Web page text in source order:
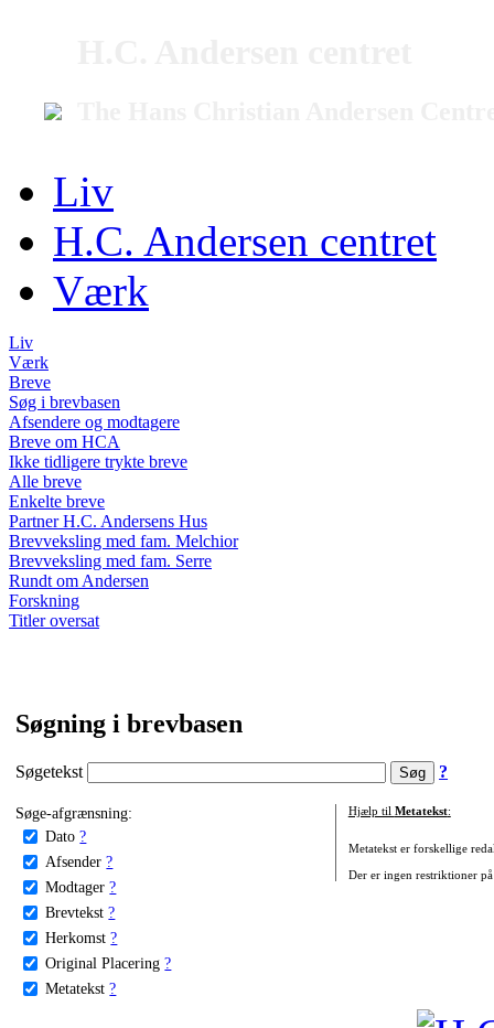
Liv
H.C. Andersen centret
Værk
Liv
Værk
Breve
Søg i brevbasen
Afsendere og modtagere
Breve om HCA
Ikke tidligere trykte breve
Alle breve
Enkelte breve
Partner H.C. Andersens Hus
Brevveksling med fam. Melchior
Brevveksling med fam. Serre
Rundt om Andersen
Forskning
Titler oversat
Søgning i brevbasen
Søgetekst ?
Søge-afgrænsning:
Dato ?
Afsender ?
Modtager ?
Brevtekst ?
Herkomst ?
Original Placering ?
Metatekst ?
Hjælp til Metatekst:
Metatekst er forskellige
Der er ingen restriktioner